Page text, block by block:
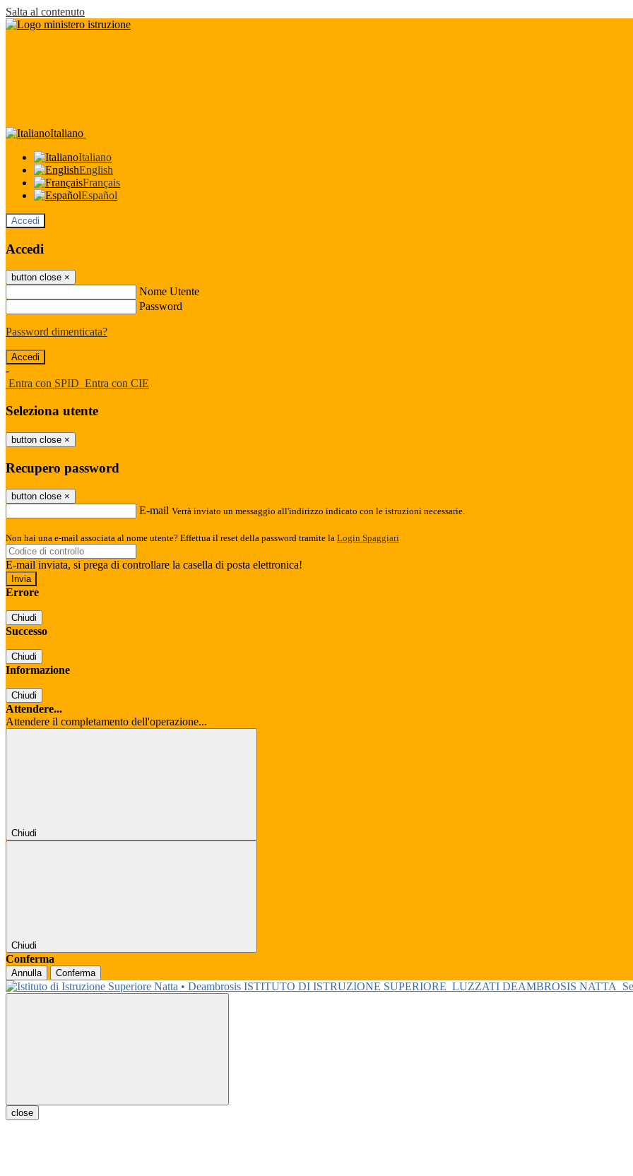
Salta al contenuto
Italiano
Italiano
English
Français
Español
Accedi
Accedi
button close ×
Nome Utente
Password
Password dimenticata?
-
Entra con SPID Entra con CIE
Seleziona utente
button close ×
Recupero password
button close ×
E-mail Verrà inviato un messaggio all'indirizzo indicato con le istruzioni necessarie.
Non hai una e-mail associata al nome utente? Effettua il reset della password tramite la Login Spaggiari
E-mail inviata, si prega di controllare la casella di posta elettronica!
Errore
Chiudi
Successo
Chiudi
Informazione
Chiudi
Attendere...
Attendere il completamento dell'operazione...
Chiudi
Chiudi
Conferma
Annulla Conferma
ISTITUTO DI ISTRUZIONE SUPERIORE LUZZATI DEAMBROSIS NATTA
close